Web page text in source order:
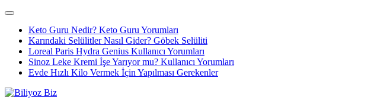
Keto Guru Nedir? Keto Guru Yorumları
Karındaki Selülitler Nasıl Gider? Göbek Selüliti
Loreal Paris Hydra Genius Kullanıcı Yorumları
Sinoz Leke Kremi İşe Yarıyor mu? Kullanıcı Yorumları
Evde Hızlı Kilo Vermek İçin Yapılması Gerekenler